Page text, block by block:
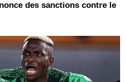
des sanctions contre le